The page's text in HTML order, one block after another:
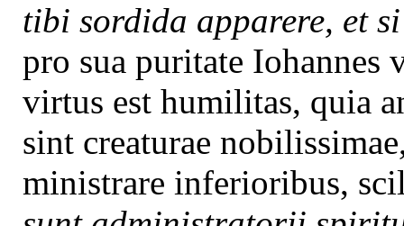
tibi sordida apparere, et
pro sua puritate Iohannes
virtus est humilitas, quia
sint creaturae
ministrare inferioribus,